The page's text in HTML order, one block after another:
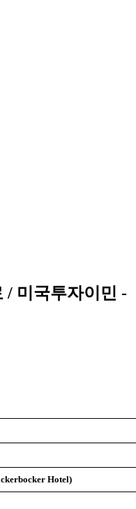
/ 미국투자이민 -
Hotel)